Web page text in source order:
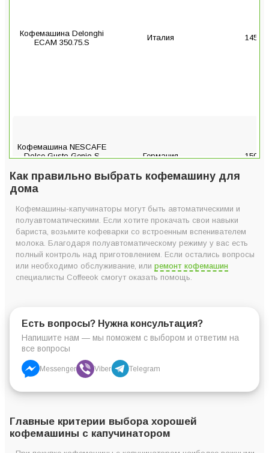
Кофемашина Delonghi
ECAM 350.75.S
Италия 1450
Кофемашина NESCAFE
Dolce Gusto Genio S
Германия 1500
Кофемашина Melitta
CAFFEO BARISTA T
SMART Black
Германия
Кофеварка DeLonghi
EC 685.BK
Италия
Кофемашина Delonghi
Nespresso Gran
Италия
Как правильно выбрать кофемашину для
дома
Кофемашины-капучинаторы могут быть автоматическими и
полуавтоматическими. Если хотите прокачать свои навыки
бариста, возьмите кофеварки со встроенным вспенивателем
молока. Благодаря полуавтоматическому режиму у вас есть
полный контроль над приготовлением. Если остались вопросы
или необходимо обслуживание, или ремонт кофемашин
специалисты Coffeeok смогут оказать помощь.
Есть вопросы? Нужна консультация?
Напишите нам — мы поможем с выбором и ответим на
все вопросы
Messenger Viber Telegram
Главные критерии выбора хорошей
кофемашины с капучинатором